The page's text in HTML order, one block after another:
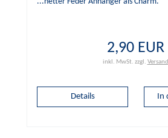
2,90 EUR
inkl. MwSt. zzgl. Versand
Details